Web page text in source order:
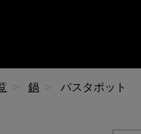
鍋 パスタポット